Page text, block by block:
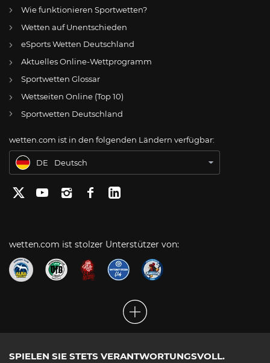
Wie funktionieren Sportwetten?
Wetten auf Unentschieden
eSports Wetten Deutschland
Aktuelles Online-Wettprogramm
Sportwetten Glossar
Wettseiten Online (Top 10)
Sportwetten Deutschland
wetten.com ist in den folgenden Ländern verfügbar:
AT Online Wetten Österreich
CH Online Glücksspiel Schweiz
Apostas Online no Brasil
DE
Deutsch
wetten.com ist stolzer Unterstützer von:
SPIELEN SIE STETS VERANTWORTUNGSVOLL.